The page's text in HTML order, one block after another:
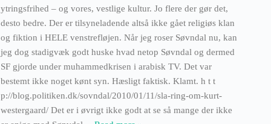
ytringsfrihed – og vores, vestlige kultur. Jo flere der gør det,
desto bedre. Der er tilsyneladende altså ikke gået religiøs klan
og fiktion i HELE venstrefløjen. Når jeg roser Søvndal nu, kan
jeg dog stadigvæk godt huske hvad netop Søvndal og dermed
SF gjorde under muhammedkrisen i arabisk TV. Det var
bestemt ikke noget kønt syn. Hæsligt faktisk. Klamt. h t t
p://blog.politiken.dk/sovndal/2010/01/11/sla-ring-om-kurt-
westergaard/ Det er i øvrigt ikke godt at se så mange der ikke